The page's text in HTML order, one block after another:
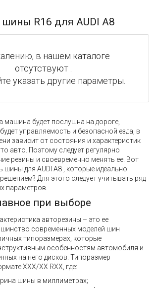
R16 для AUDI A8
в нашем каталоге
отсутствуют .
указать другие параметры.
машина будет послушна на дороге,
управляемость и безопасной езда, в
зависит от состояния и характеристик
авто. Поэтому следует регулярно
резины и своевременно менять ее. Вот
шины для AUDI A8 , которые идеально
Для этого следует учитывать ряд
параметров.
при выборе
авторезины – это ее
современных моделей шин
типоразмерах, которые
особенностям автомобиля и
на него дисков. Типоразмер
XXX/XX RXX, где:
шины в миллиметрах;